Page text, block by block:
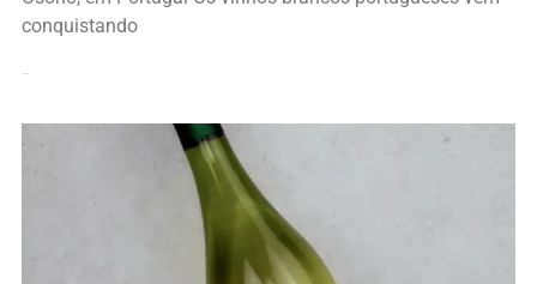
conquistando